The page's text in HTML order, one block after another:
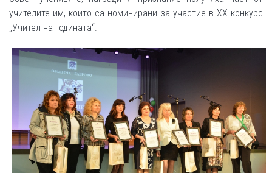
учителите им, които са номинирани за участие в ХХ конкурс
„Учител на годината“.